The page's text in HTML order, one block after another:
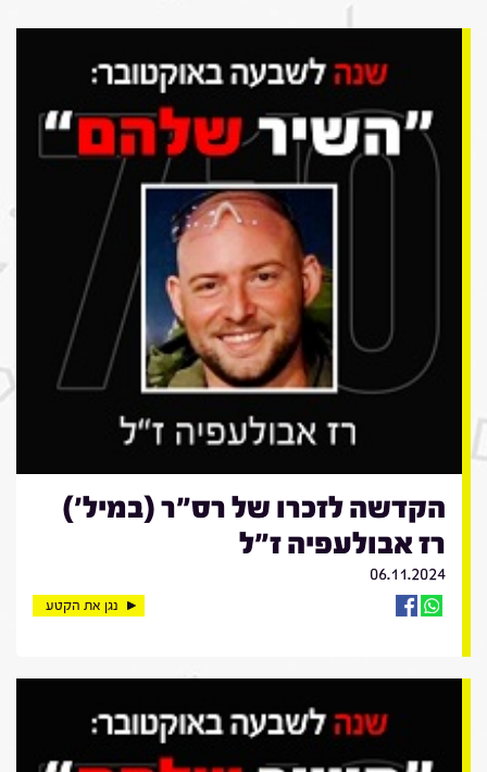
הקדשה לזכרו של רס"ר (במיל')
רז אבולעפיה ז"ל
06.11.2024
נגן את הקטע